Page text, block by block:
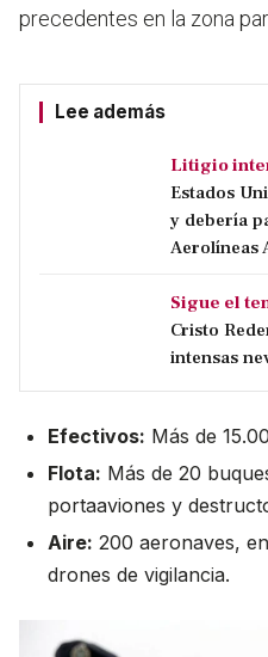
precedentes en la zona
Lee además
Litigio
Estados
y debería
Aerolíneas
Sigue el
Cristo
intensas
Efectivos: Más de
Flota: Más de 20
portaaviones y
Aire: 200 aeronaves,
drones de vigilancia.